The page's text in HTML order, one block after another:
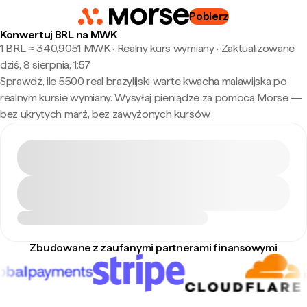
Pobierz
Konwertuj BRL na MWK
1 BRL ≈ 340,9051 MWK · Realny kurs wymiany· Zaktualizowane
dziś, 8 sierpnia, 1:57
Sprawdź, ile 5500 real brazylijski warte kwacha malawijska po
realnym kursie wymiany. Wysyłaj pieniądze za pomocą Morse —
bez ukrytych marż, bez zawyżonych kursów.
Zbudowane z zaufanymi partnerami finansowymi